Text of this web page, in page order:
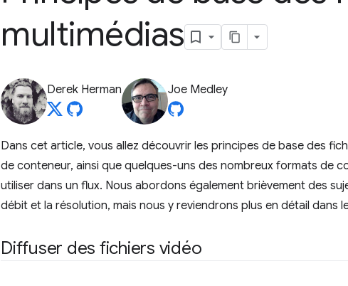
multimédias
Derek Herman Joe Medley
Dans cet article, vous allez découvrir les principes de base des
de conteneur, ainsi que quelques-uns des nombreux formats de
utiliser dans un flux. Nous abordons également brièvement des
débit et la résolution, mais nous y reviendrons plus en détail dans
Diffuser des fichiers vidéo